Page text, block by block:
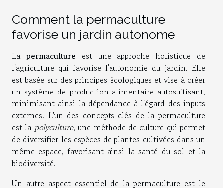
Comment la permaculture
favorise un jardin autonome
La permaculture est une approche holistique de
l'agriculture qui favorise l'autonomie du jardin. Elle
est basée sur des principes écologiques et vise à créer
un système de production alimentaire autosuffisant,
minimisant ainsi la dépendance à l'égard des inputs
externes. L'un des concepts clés de la permaculture
est la polyculture, une méthode de culture qui permet
de diversifier les espèces de plantes cultivées dans un
même espace, favorisant ainsi la santé du sol et la
biodiversité.
Un autre aspect essentiel de la permaculture est le